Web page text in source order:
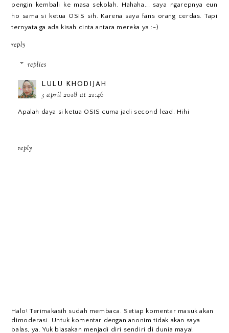
pengin kembali ke masa sekolah. Hahaha... saya ngarepnya eun
ho sama si ketua OSIS sih. Karena saya fans orang cerdas. Tapi
ternyata ga ada kisah cinta antara mereka ya :-)
reply
replies
LULU KHODIJAH
3 april 2018 at 21:46
Apalah daya si ketua OSIS cuma jadi second lead. Hihi
reply
Halo! Terimakasih sudah membaca. Setiap komentar masuk akan
dimoderasi. Untuk komentar dengan anonim tidak akan saya
balas, ya. Yuk biasakan menjadi diri sendiri di dunia maya!